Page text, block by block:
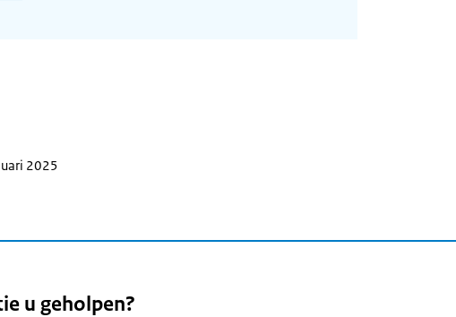
2025
u geholpen?